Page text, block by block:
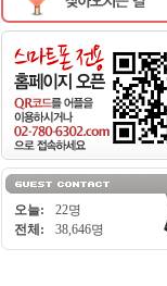
오늘:
22명
전체:
38,646명